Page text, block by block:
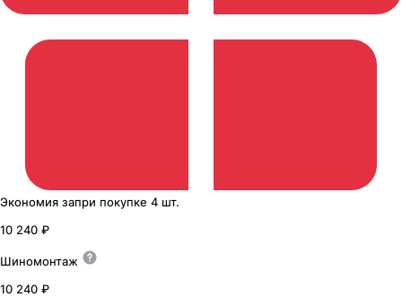
Экономия запри покупке 4 шт.
10 240 ₽
Шиномонтаж
10 240 ₽